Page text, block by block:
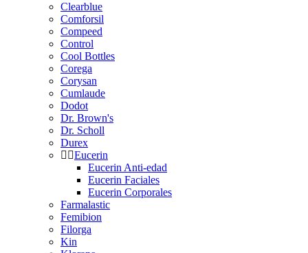
Clearblue
Comforsil
Compeed
Control
Cool Bottles
Corega
Corysan
Cumlaude
Dodot
Dr. Brown's
Dr. Scholl
Durex
Eucerin
Eucerin Anti-edad
Eucerin Faciales
Eucerin Corporales
Farmalastic
Femibion
Filorga
Kin